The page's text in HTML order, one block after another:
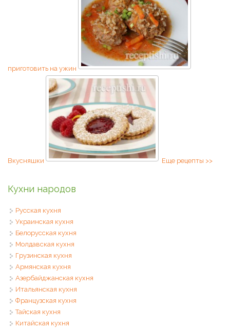
приготовить на ужин
Вкусняшки Еще рецепты >>
Кухни народов
Русская кухня
Украинская кухня
Белорусская кухня
Молдавская кухня
Грузинская кухня
Армянская кухня
Азербайджанская кухня
Итальянская кухня
Французская кухня
Тайская кухня
Китайская кухня